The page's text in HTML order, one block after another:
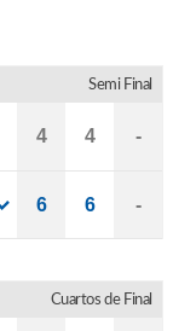
Semi Final
4 4 -
6 6 -
Cuartos de Final